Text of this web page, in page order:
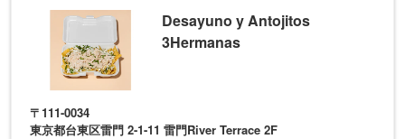
Desayuno y Antojitos
3Hermanas
〒111-0034
東京都台東区雷門 2-1-11 雷門River Terrace 2F